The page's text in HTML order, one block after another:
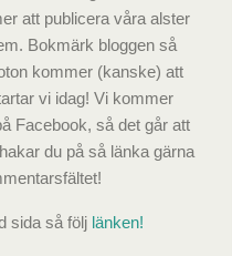
att publicera våra alster
Bokmärk bloggen så
kommer (kanske) att
vi idag! Vi kommer
Facebook, så det går att
du på så länka gärna
sida så följ länken!